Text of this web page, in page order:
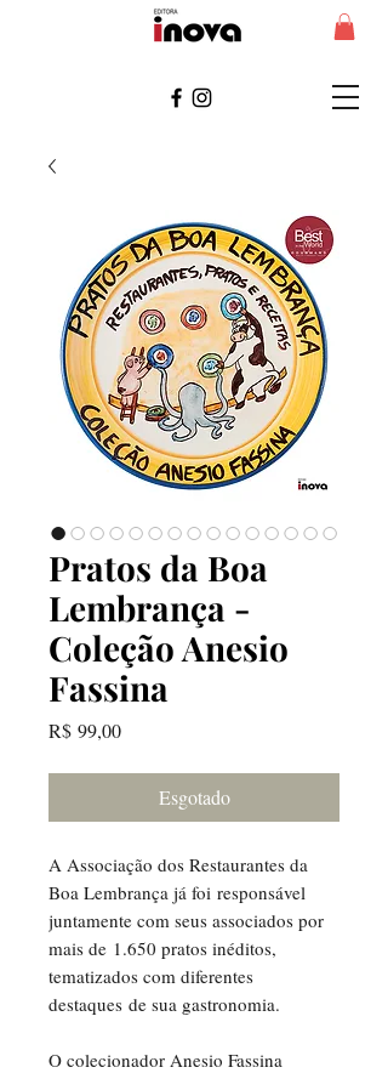
Pratos da Boa
Lembrança -
Coleção Anesio
Fassina
R$ 99,00Preço
Esgotado
A Associação dos Restaurantes da
Boa Lembrança já foi responsável
juntamente com seus associados por
mais de 1.650 pratos inéditos,
tematizados com diferentes
destaques de sua gastronomia.
O colecionador Anesio Fassina